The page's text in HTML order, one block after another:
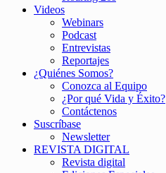
Videos
Webinars
Podcast
Entrevistas
Reportajes
¿Quiénes Somos?
Conozca al Equipo
¿Por qué Vida y Éxito?
Contáctenos
Suscríbase
Newsletter
REVISTA DIGITAL
Revista digital